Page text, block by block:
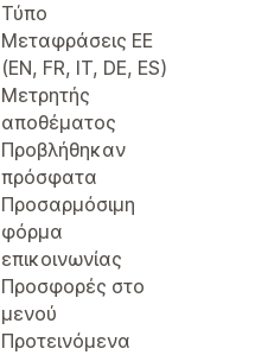
Τύπο
Μεταφράσεις ΕΕ
(EN, FR, IT, DE, ES)
Μετρητής
αποθέματος
Προβλήθηκαν
πρόσφατα
Προσαρμόσιμη
φόρμα
επικοινωνίας
Προσφορές στο
μενού
Προτεινόμενα